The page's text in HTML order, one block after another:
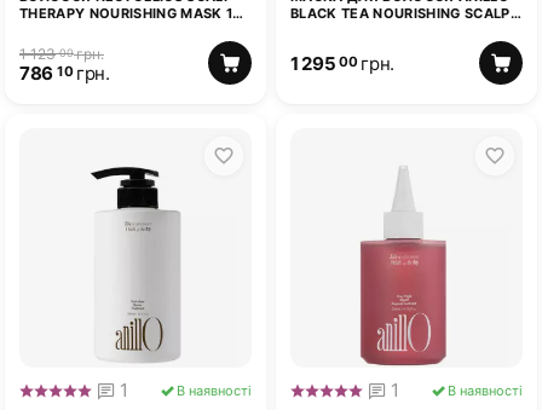
THERAPY NOURISHING MASK 175
1 123 00грн.
786 10 грн.
BLACK TEA NOURISHING SCALP
1 295 00 грн.
1 В наявності 1 В наявності